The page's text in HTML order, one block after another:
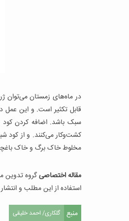
در ماه‌های زمستان می‌توان
سبک باشد. اضافه کردن کود
کشت‌وکار می‌کنند. و از کود
مخلوط خاک برگ و خاک
مقاله اختصاصیگروه تدوین
استفاده از این مطلب و انتشار
منبع گلکاری/ احمد خلیقی